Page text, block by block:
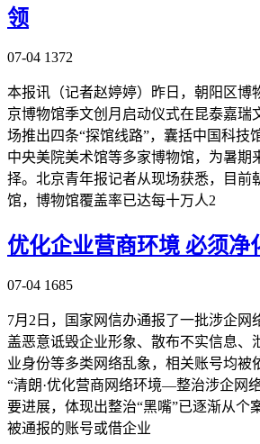
领
07-04 1372
本报讯（记者赵婷婷）昨日，朝阳区博
京博物馆季文创月启动仪式在昆泰嘉瑞
场推出四条“探馆线路”，囊括中国科技
中央美院美术馆等多家博物馆，为暑期
择。北京青年报记者从现场获悉，目前
馆，博物馆覆盖率已达每十万人2
优化企业营商环境 必须净
07-04 1685
7月2日，国家网信办通报了一批涉企网
盖恶意诋毁企业形象、散布不实信息、
业身份等多类网络乱象，相关账号均被
“清朗·优化营商网络环境—整治涉企网
要进展，体现出整治“黑嘴”已逐渐从个
被通报的账号或借企业